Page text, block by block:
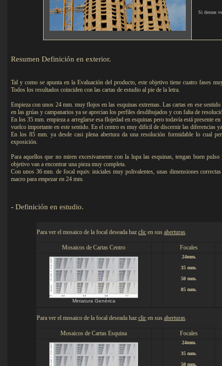
Si deseas
Resumen Definición en exterior.
Tal y como se apunta en la Evaluación del producto, este objetivo tiene cuatro fases
Todos los resultados coinciden con las cartas de estudio al pie de la letra.
Empieza con unos 24 mm. muy flojos en las esquinas extremas. Las cartas en ese
en las grúas y campanarios ya se aprecian los perfiles desdibujados y con falta de
En los 35 mm. empieza a arreglarse esa flojedad en esquinas pero todavía está presente
vuelco importante en este sentido. En el centro es muy difícil de discernir las diferencias
En los 85 mm. ya desde casi plena abertura da una resolución formidable lo cual
exposición.
Para aquellos que no miren excesivamente con la lupa las esquinas, tengan buen
objetivo van a encontrar una pieza muy completa.
Con unos 36 mm. de focal equiv. iniciales muy polivalentes, unas dimensiones
macro para empezar en 24 mm.
- Definición en estudio.
Para ver el mosaico de la focal deseada haz clic en sus aberturas
Mosaicos de Cartas Centro Focales
Miniatura Genérica
24mm.
35 mm.
50 mm.
85 mm.
Para ver el mosaico de la focal deseada haz clic en sus aberturas
Mosaicos de Cartas Esquina Focales
24mm.
35 mm.
50 mm.